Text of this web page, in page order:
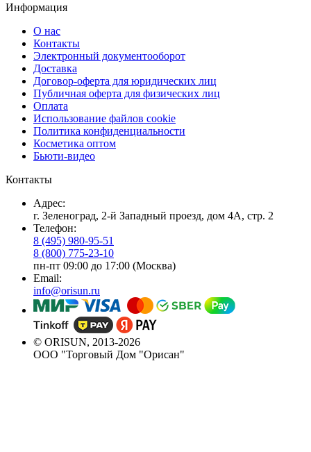
Информация
О нас
Контакты
Электронный документооборот
Доставка
Договор-оферта для юридических лиц
Публичная оферта для физических лиц
Оплата
Использование файлов cookie
Политика конфиденциальности
Косметика оптом
Бьюти-видео
Контакты
Адрес:
г. Зеленоград, 2-й Западный проезд, дом 4А, стр. 2
Телефон:
8 (495) 980-95-51
8 (800) 775-23-10
пн-пт 09:00 до 17:00 (Москва)
Email:
info@orisun.ru
© ORISUN, 2013-2026
ООО "Торговый Дом "Орисан"